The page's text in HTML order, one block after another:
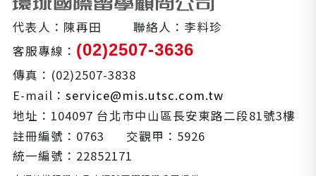
代表人：陳再田
聯絡人：李料珍
客服專線： (02)2507-3636
傳真：(02)2507-3838
E-mail： service@mis.utsc.com.tw
地址：104097 台北市中山區長安東路二段81號3樓
註冊編號：0763
交觀甲：5926
統一編號：22852171